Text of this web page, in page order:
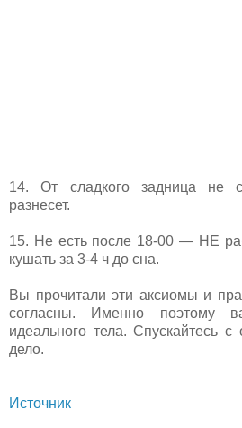
14. От сладкого задница не
разнесет.
15. Не есть после 18-00 — НЕ
кушать за 3-4 ч до сна.
Вы прочитали эти аксиомы и
согласны. Именно поэтому
идеального тела. Спускайтесь
дело.
Источник